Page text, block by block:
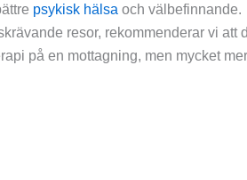
psykisk hälsa och välbefinnande.
resor, rekommenderar vi att
på en mottagning, men mycket